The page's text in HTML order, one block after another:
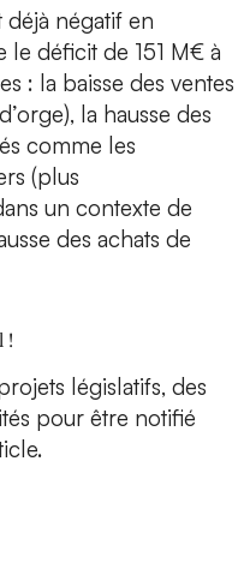
déjà négatif en
le déficit de 151 M€ à
: la baisse des ventes
la hausse des
comme les
(plus
un contexte de
des achats de
!
législatifs, des
pour être notifié